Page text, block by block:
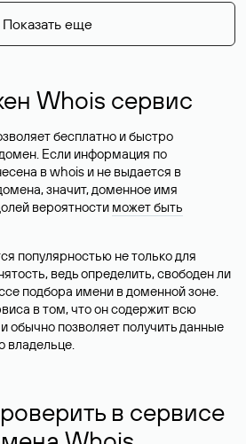
Показать еще
Whois сервис
бесплатно и быстро
Если информация по
в whois и не выдается в
значит, доменное имя
вероятности может быть
популярностью не только для
ведь определить, свободен ли
подбора имени в доменной зоне.
в том, что он содержит всю
позволяет получить данные
владельце.
в сервисе